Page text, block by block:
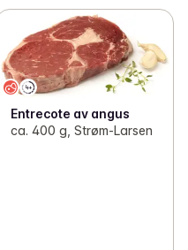
Entrecote av angus
ca. 400 g, Strøm-Larsen